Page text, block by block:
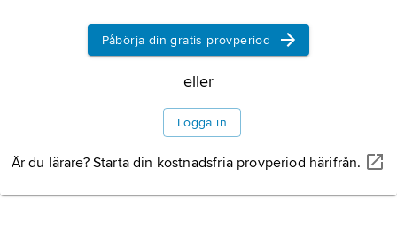
Påbörja din gratis provperiod
eller
Logga in
Är du lärare? Starta din kostnadsfria provperiod härifrån.